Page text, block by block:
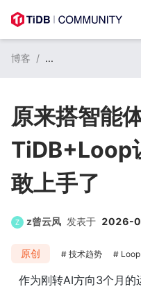
博客 / ...
原来搭智能
TiDB+Loop
敢上手了
z曾云凤 发表于 2026-
原创 技术趋势
作为刚转AI方向3个月的